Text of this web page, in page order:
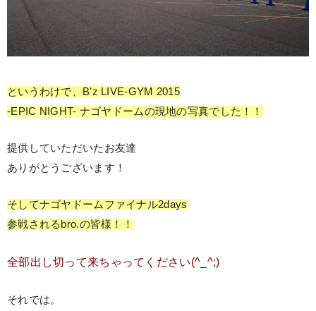
というわけで、B’z LIVE-GYM 2015
-EPIC NIGHT- ナゴヤドームの現地の写真でした！！
提供していただいたお友達
ありがとうございます！
そしてナゴヤドームファイナル2days
参戦されるbro.の皆様！！
全部出し切って来ちゃってください(^_^;)
それでは。